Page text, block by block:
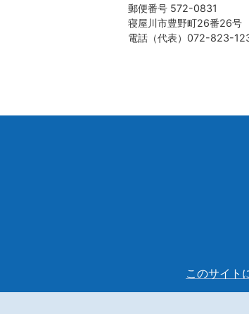
郵便番号 572-0831
寝屋川市豊野町26番26号
電話（代表）072-823-
このサイト